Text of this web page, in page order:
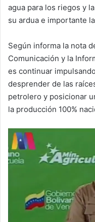
agua para los riegos y
su ardua e importante
Según informa la nota
Comunicación y la
es continuar
desprender de las
petrolero y posicionar
la producción 100%